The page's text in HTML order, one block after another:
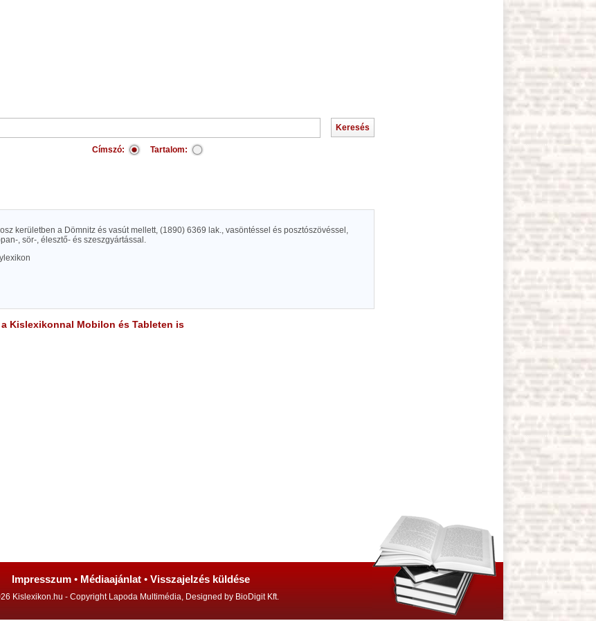
Címszó: Tartalom:
kerületben a Dömnitz és vasút mellett, (1890) 6369 lak., vasöntéssel és posztószövéssel,
, sör-, élesztő- és szeszgyártással.
Kislexikonnal Mobilon és Tableten is
Impresszum • Médiaajánlat • Visszajelzés küldése
Kislexikon.hu - Copyright Lapoda Multimédia, Designed by BioDigit Kft.